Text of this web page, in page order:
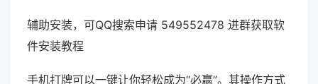
辅助安装，可QQ搜索申请 549552478 进群获取软
件安装教程
手机打牌可以一键让你轻松成为“必赢”。其操作方式